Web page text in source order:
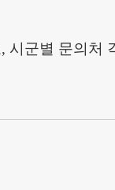
, 시군별 문의처